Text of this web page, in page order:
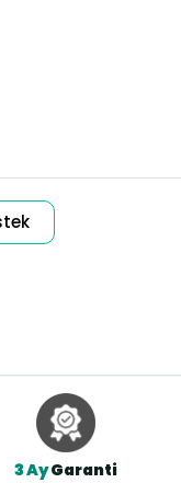
3 AyGaranti